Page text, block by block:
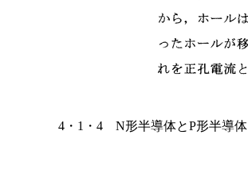
4・1・4 N形半導体とP形半導体